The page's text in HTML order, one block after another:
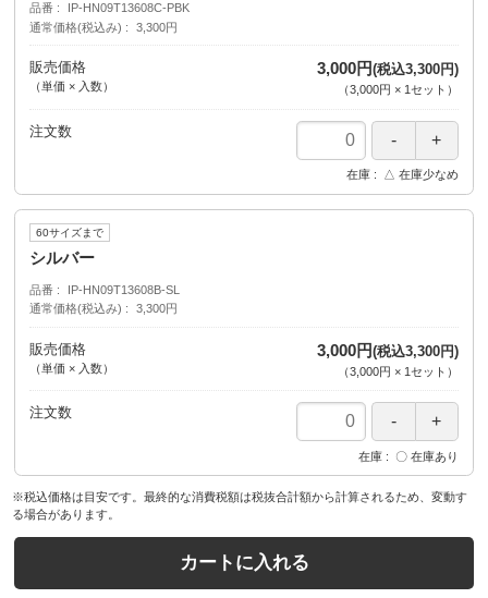
品番
IP-HN09T13608C-PBK
通常価格(税込み)
3,300円
販売価格
（単価 × 入数）
3,000円(税込3,300円)
（3,000円 × 1 セット ）
注文数
在庫 △ 在庫少なめ
60サイズまで
シルバー
品番
IP-HN09T13608B-SL
通常価格(税込み)
3,300円
販売価格
（単価 × 入数）
3,000円(税込3,300円)
（3,000円 × 1セット ）
注文数
在庫 〇 在庫あり
※税込価格は目安です。最終的な消費税額は税抜合計額から計算されるため、変動す
る場合があります。
カートに入れる